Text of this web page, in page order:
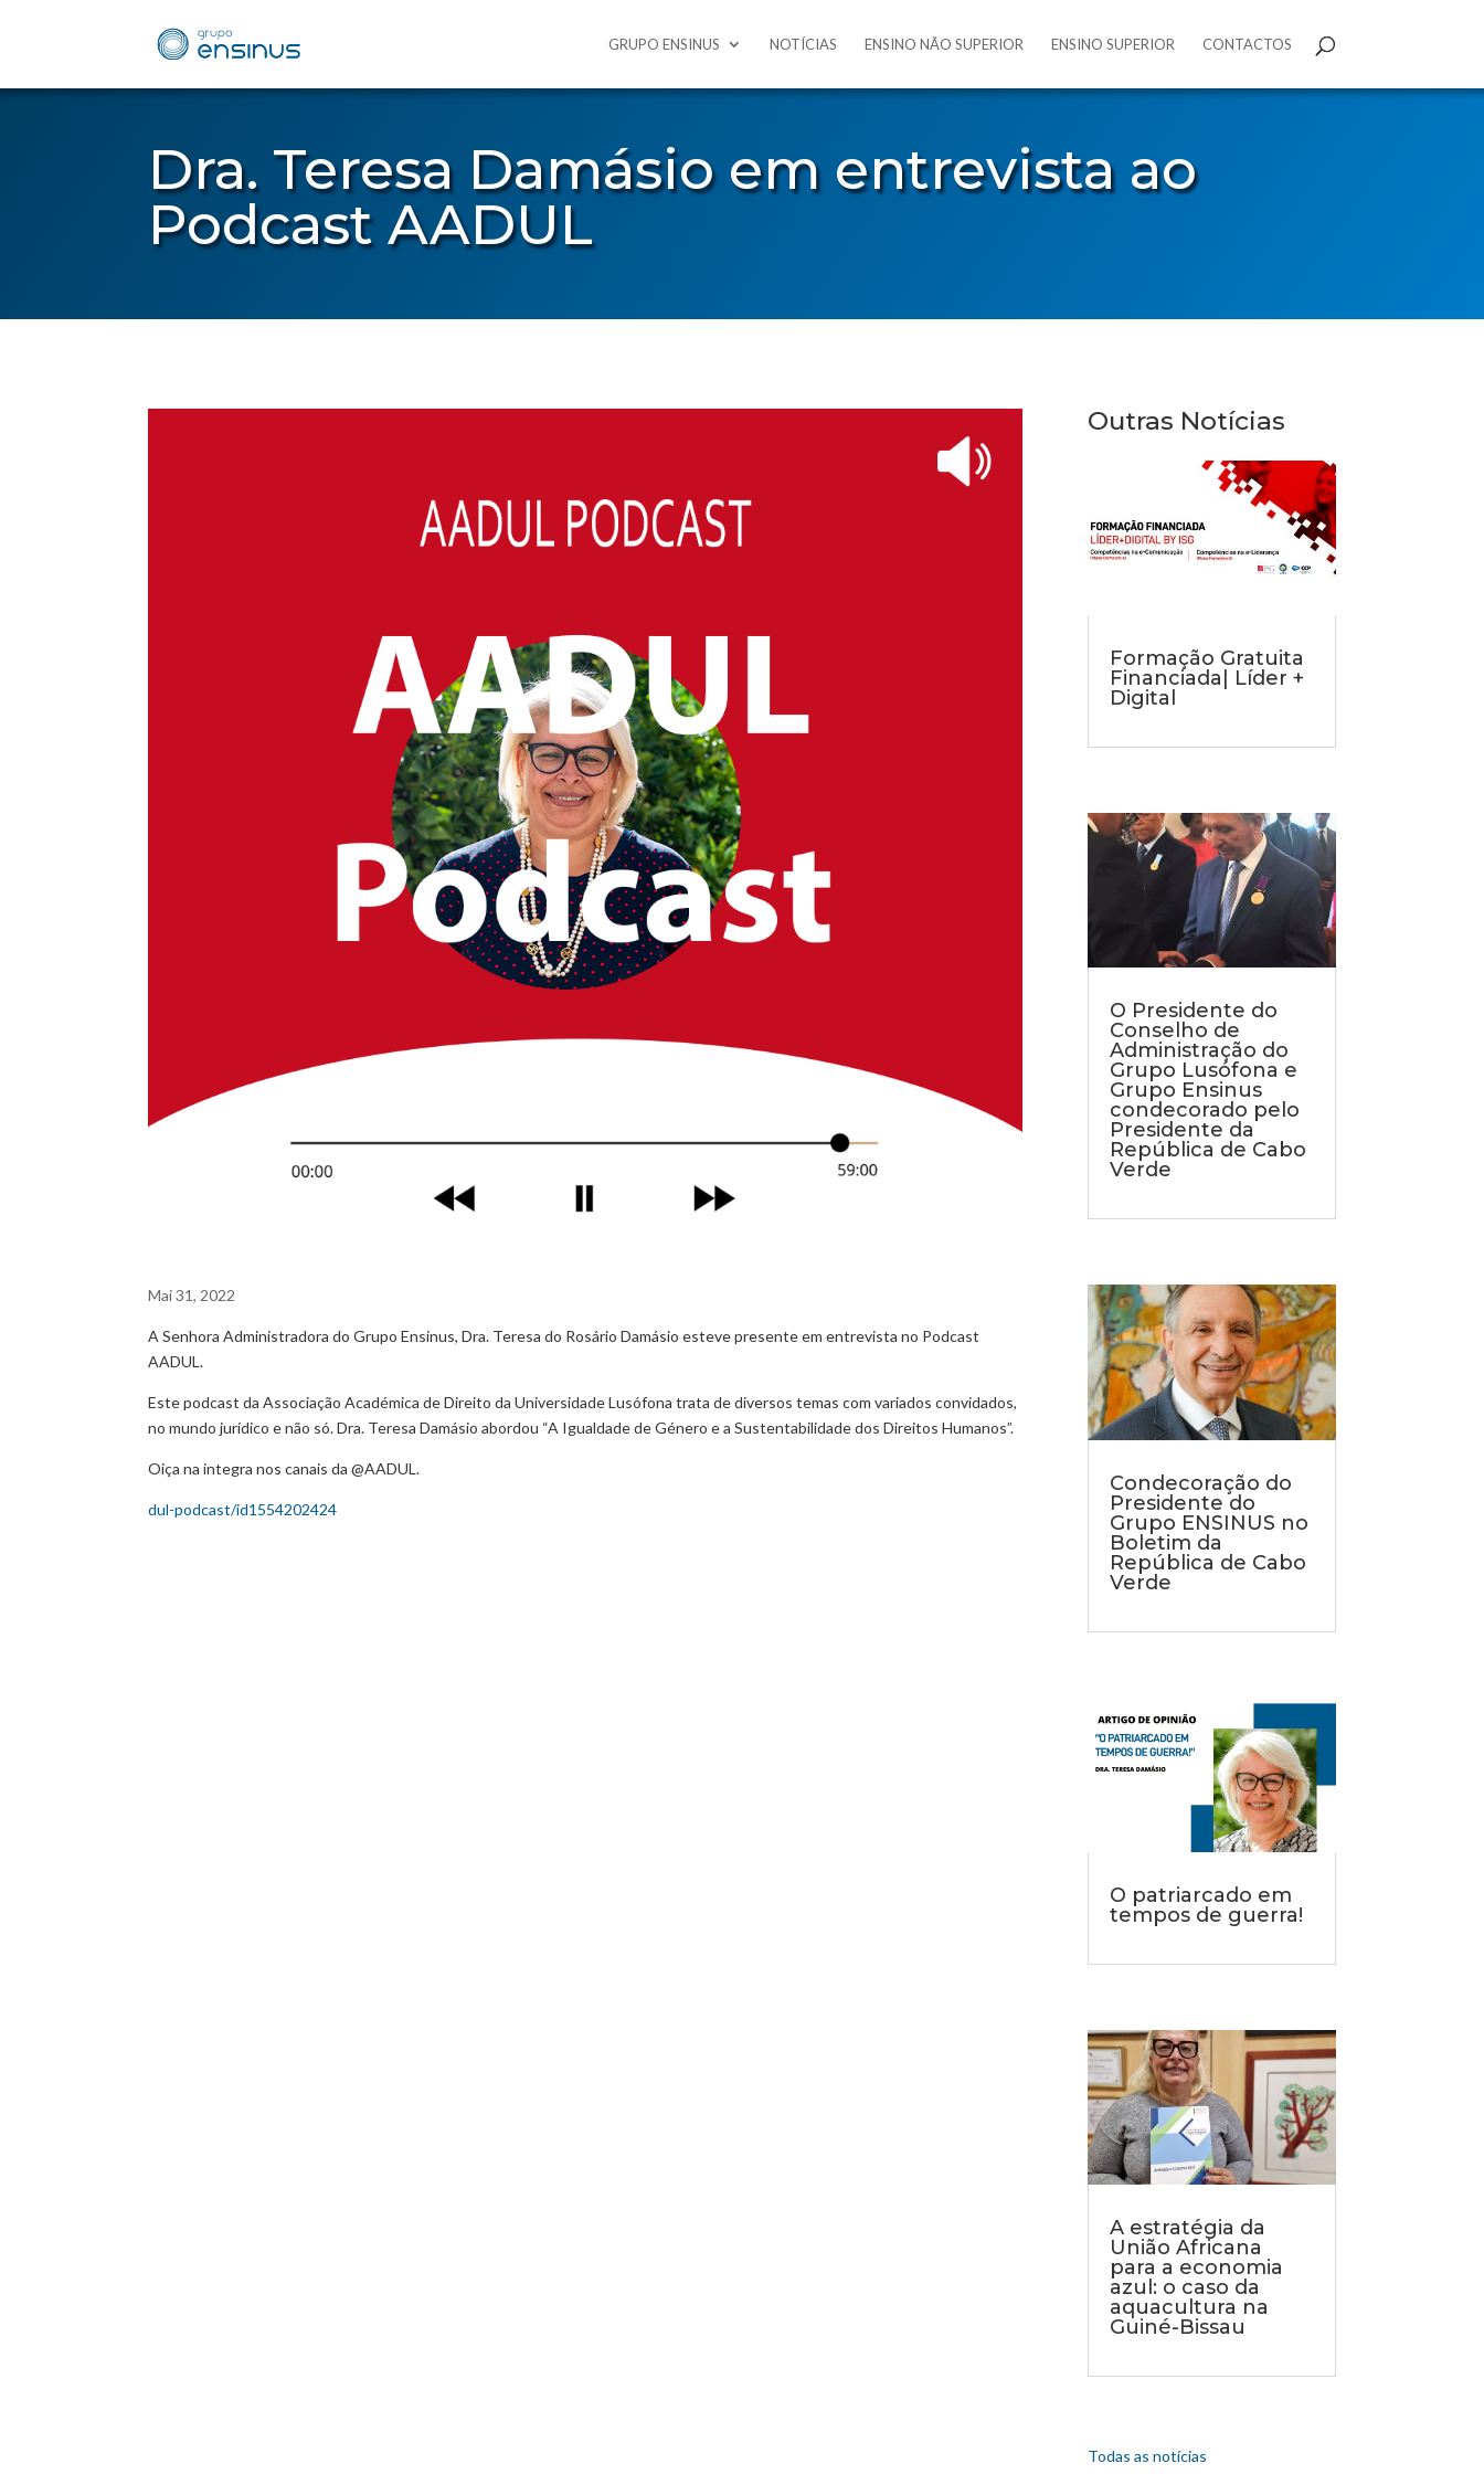
GRUPO ENSINUS NOTÍCIAS ENSINO NÃO SUPERIOR ENSINO SUPERIOR CONTACTOS
Dra. Teresa Damásio em entrevista ao
Podcast AADUL
Mai 31, 2022
A Senhora Administradora do Grupo Ensinus, Dra. Teresa do Rosário Damásio esteve presente em entrevista no Podcast
AADUL.
Este podcast da Associação Académica de Direito da Universidade Lusófona trata de diversos temas com variados convidados,
no mundo jurídico e não só. Dra. Teresa Damásio abordou “A Igualdade de Género e a Sustentabilidade dos Direitos Humanos”.
Oiça na integra nos canais da @AADUL.
dul-podcast/id1554202424
Outras Notícias
Formação Gratuita
Financiada| Líder +
Digital
O Presidente do
Conselho de
Administração do
Grupo Lusófona e
Grupo Ensinus
condecorado pelo
Presidente da
República de Cabo
Verde
Condecoração do
Presidente do
Grupo ENSINUS no
Boletim da
República de Cabo
Verde
O patriarcado em
tempos de guerra!
A estratégia da
União Africana
para a economia
azul: o caso da
aquacultura na
Guiné-Bissau
Todas as notícias